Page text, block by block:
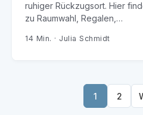
ruhiger Rückzugsort. Hier
zu Raumwahl, Regalen,…
14 Min. · Julia Schmidt
1 2